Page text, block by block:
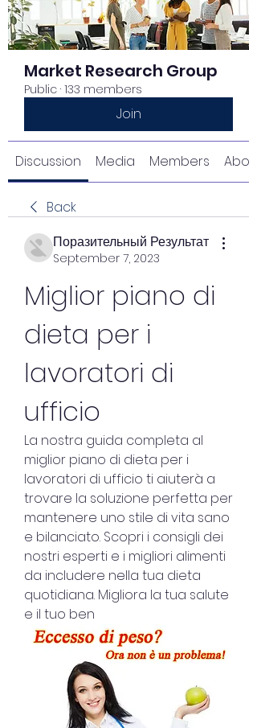
Market Research Group
Public · 133 members
Join
Discussion Media Members About
Back
Поразительный Результат
September 7, 2023
Miglior piano di
dieta per i
lavoratori di
ufficio
La nostra guida completa al
miglior piano di dieta per i
lavoratori di ufficio ti aiuterà a
trovare la soluzione perfetta per
mantenere uno stile di vita sano
e bilanciato. Scopri i consigli dei
nostri esperti e i migliori alimenti
da includere nella tua dieta
quotidiana. Migliora la tua salute
e il tuo ben